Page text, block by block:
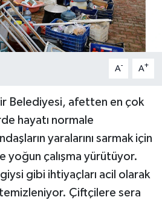
A- A+
Belediyesi, afetten en çok
hayatı normale
yaralarını sarmak için
yoğun çalışma yürütüyor.
gibi ihtiyaçları acil olarak
temizleniyor. Çiftçilere sera